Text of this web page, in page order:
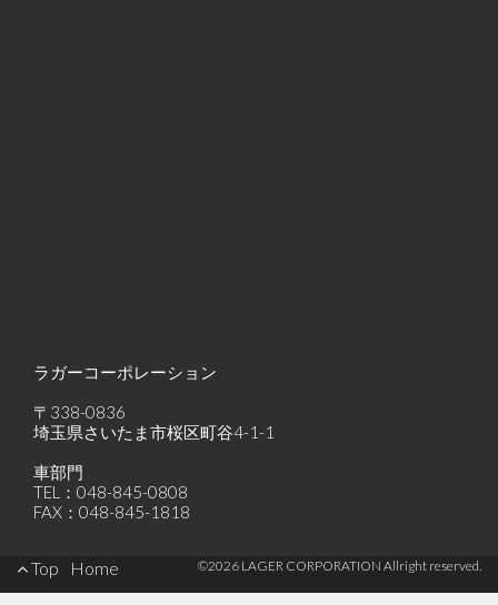
ラガーコーポレーション
〒338-0836
埼玉県さいたま市桜区町谷4-1-1
車部門
TEL：048-845-0808
FAX：048-845-1818
Footer
Top Home ©2026 LAGER CORPORATION Allright reserved.